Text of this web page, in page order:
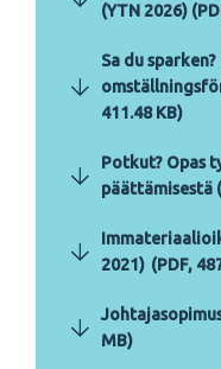
(YTN 2026)
Sa du
411.48 KB)
Potkut? Opas
päättämisestä
2021) (PDF,
MB)